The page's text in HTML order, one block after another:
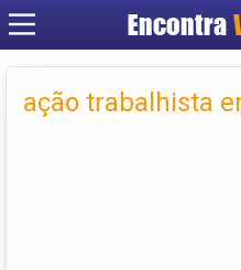
Encontra
ação trabalhista